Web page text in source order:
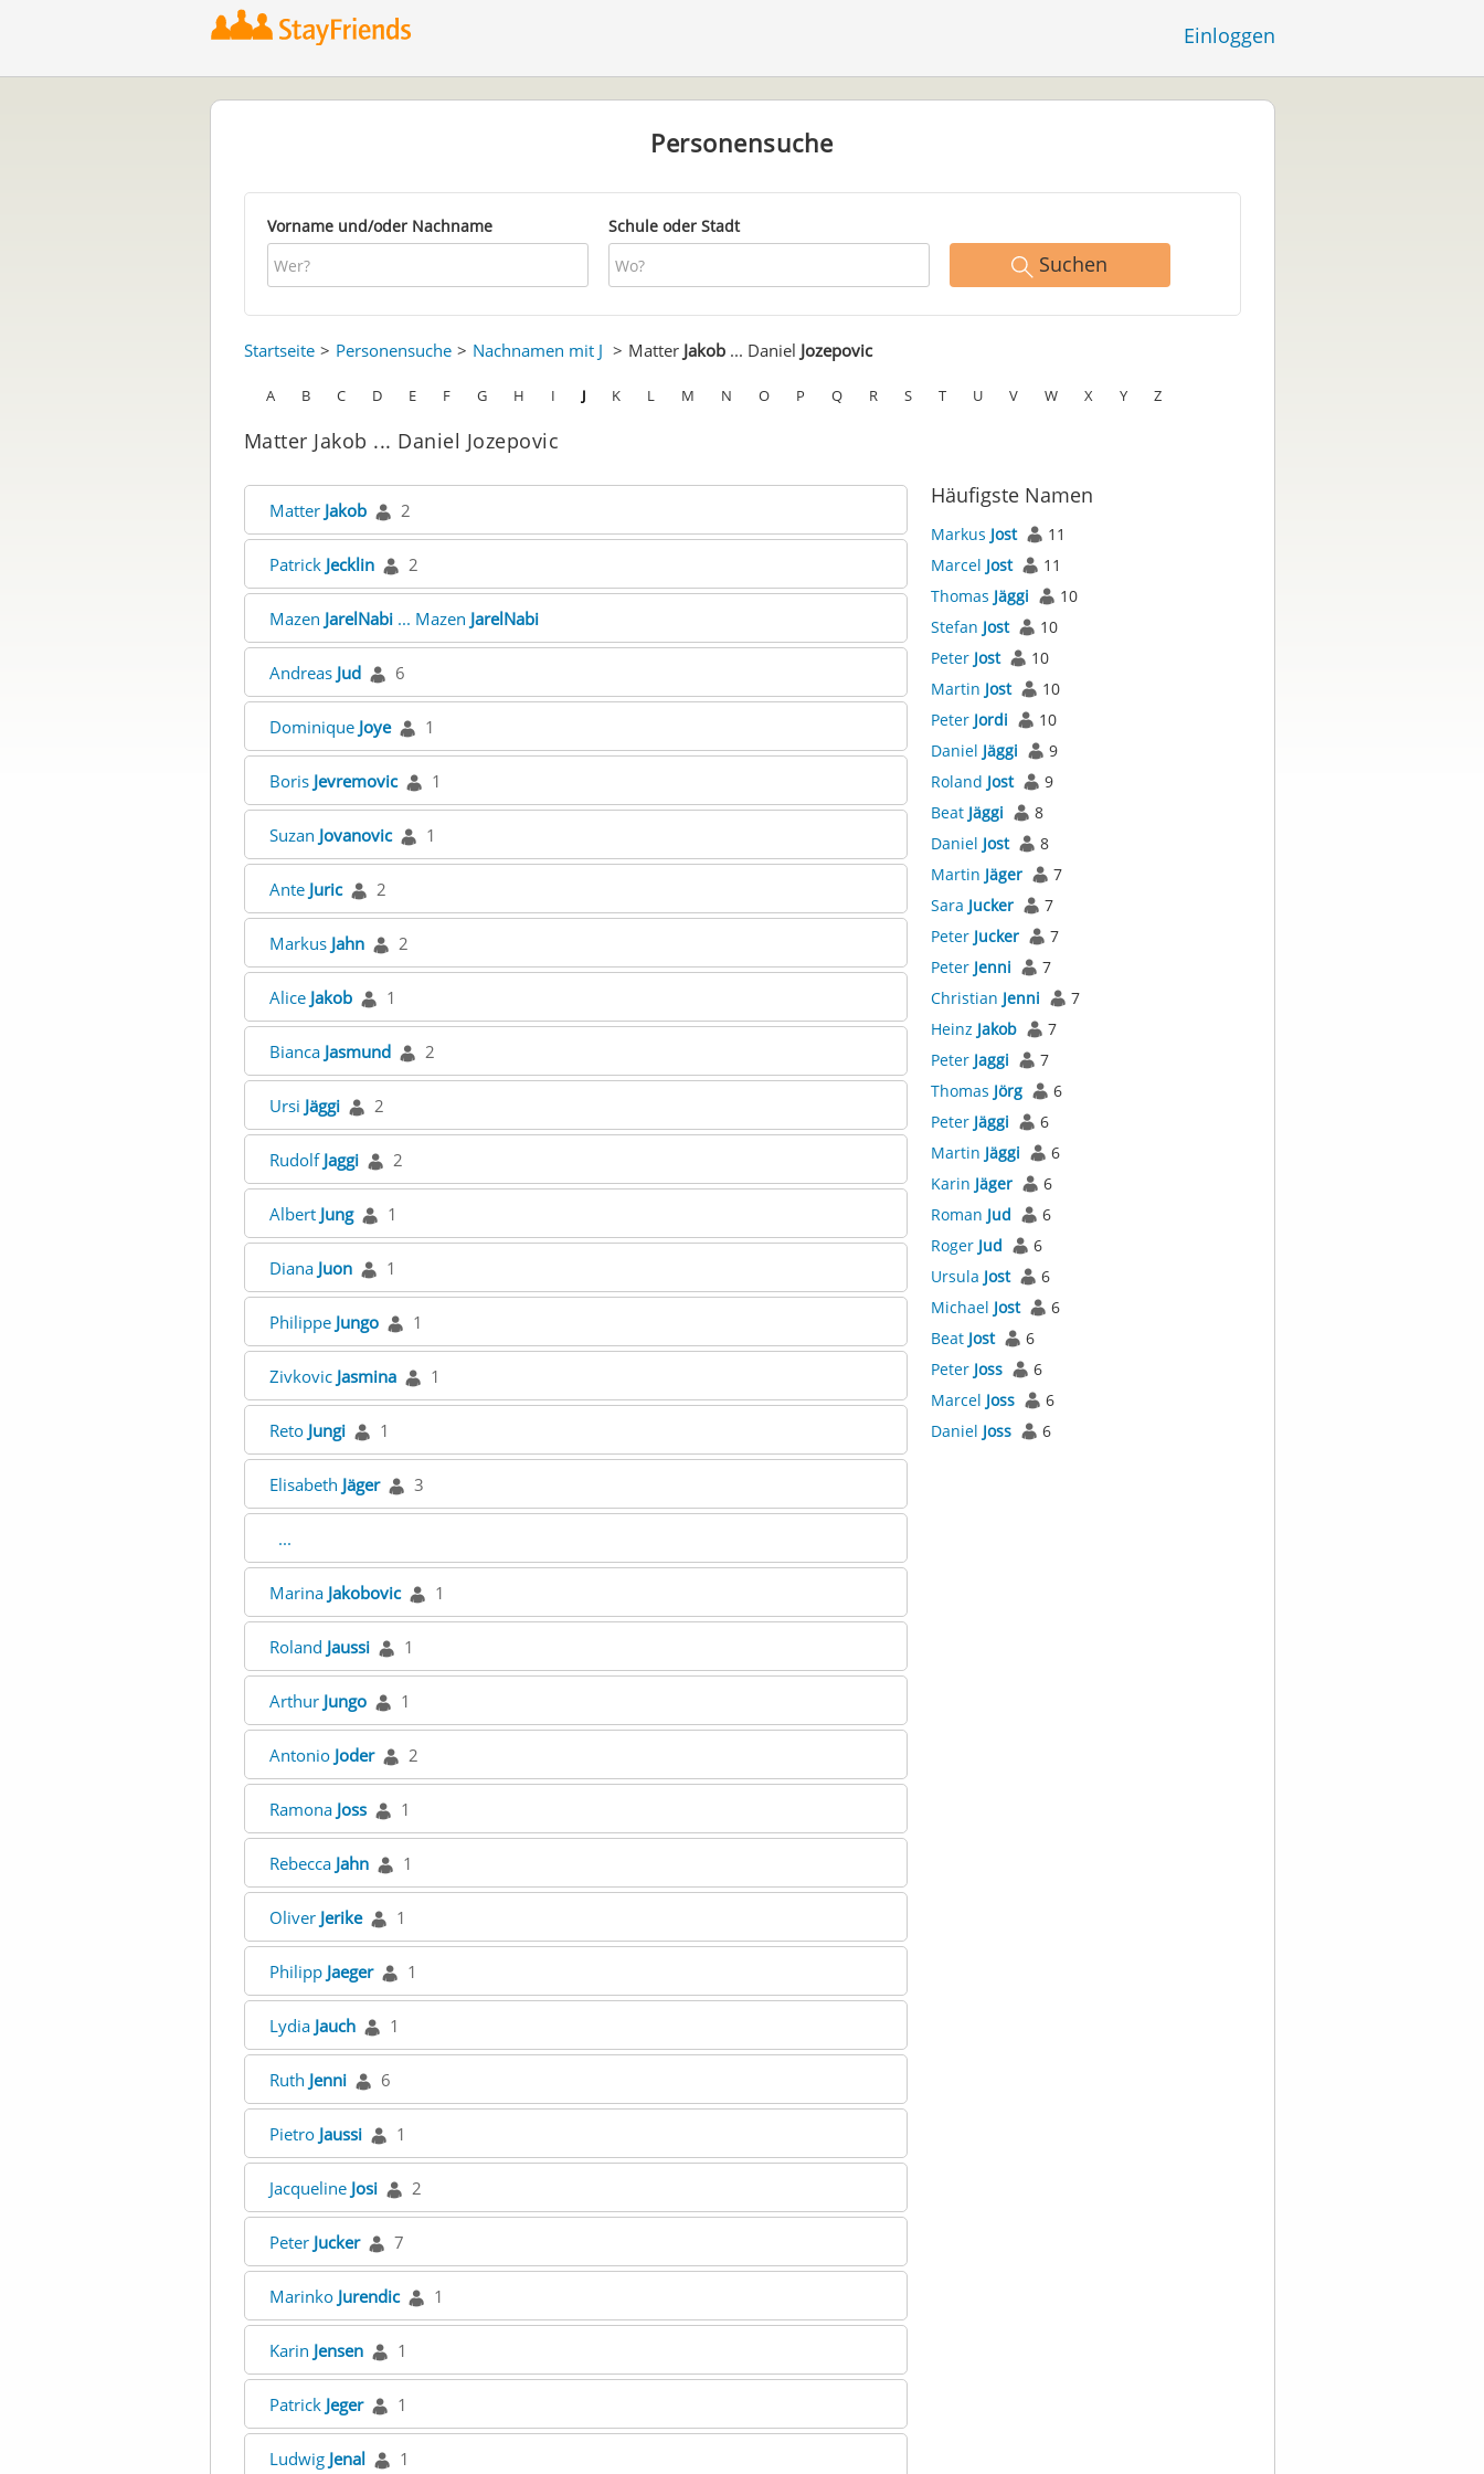
Einloggen
Personensuche
Vorname und/oder Nachname Schule oder Stadt
Suchen
Startseite Personensuche Nachnamen mit J Matter Jakob... Daniel Jozepovic
A B C D E F G H I J K L M N O P Q R S T U V W X Y Z
Matter Jakob ... Daniel Jozepovic
Matter Jakob 2
Patrick Jecklin 2
Mazen JarelNabi... Mazen JarelNabi
Andreas Jud 6
Dominique Joye 1
Boris Jevremovic 1
Suzan Jovanovic 1
Ante Juric 2
Markus Jahn 2
Alice Jakob 1
Bianca Jasmund 2
Ursi Jäggi 2
Rudolf Jaggi 2
Albert Jung 1
Diana Juon 1
Philippe Jungo 1
Zivkovic Jasmina 1
Reto Jungi 1
Elisabeth Jäger 3
...
Marina Jakobovic 1
Roland Jaussi 1
Arthur Jungo 1
Antonio Joder 2
Ramona Joss 1
Rebecca Jahn 1
Oliver Jerike 1
Philipp Jaeger 1
Lydia Jauch 1
Ruth Jenni 6
Pietro Jaussi 1
Jacqueline Josi 2
Peter Jucker 7
Marinko Jurendic 1
Karin Jensen 1
Patrick Jeger 1
Ludwig Jenal 1
Häufigste Namen
Markus Jost
11
Marcel Jost
11
Thomas Jäggi
10
Stefan Jost
10
Peter Jost
10
Martin Jost
10
Peter Jordi
10
Daniel Jäggi
9
Roland Jost
9
Beat Jäggi
8
Daniel Jost
8
Martin Jäger
7
Sara Jucker
7
Peter Jucker
7
Peter Jenni
7
Christian Jenni
7
Heinz Jakob
7
Peter Jaggi
7
Thomas Jörg
6
Peter Jäggi
6
Martin Jäggi
6
Karin Jäger
6
Roman Jud
6
Roger Jud
6
Ursula Jost
6
Michael Jost
6
Beat Jost
6
Peter Joss
6
Marcel Joss
6
Daniel Joss 6